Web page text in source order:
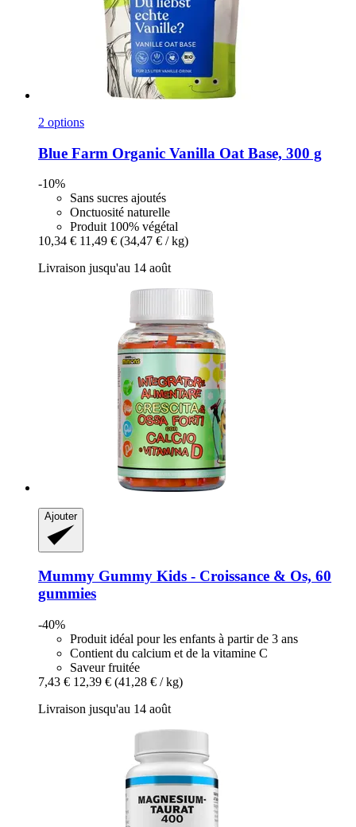
2 options
Blue Farm Organic Vanilla Oat Base, 300 g
-10%
Sans sucres ajoutés
Onctuosité naturelle
Produit 100% végétal
10,34 € 11,49 € (34,47 € / kg)
Livraison jusqu'au 14 août
Ajouter
Mummy Gummy Kids -​ Croissance & Os, 60
gummies
-40%
Produit idéal pour les enfants à partir de 3 ans
Contient du calcium et de la vitamine C
Saveur fruitée
7,43 € 12,39 € (41,28 € / kg)
Livraison jusqu'au 14 août